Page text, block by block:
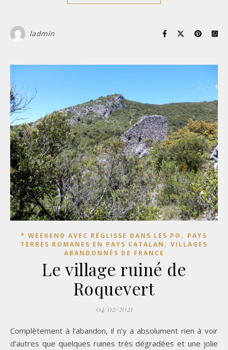
ladmin
* WEEKEND AVEC RÉGLISSE DANS LES PO , PAYS
TERRES ROMANES EN PAYS CATALAN , VILLAGES
ABANDONNÉS DE FRANCE
Le village ruiné de
Roquevert
04/02/2021
Complètement à l’abandon, il n’y a absolument rien à voir
d’autres que quelques ruines très dégradées et une jolie